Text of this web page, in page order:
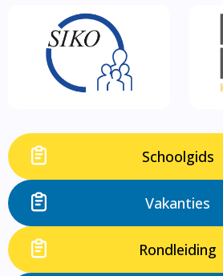
Schoolgids
Vakanties
Rondleiding